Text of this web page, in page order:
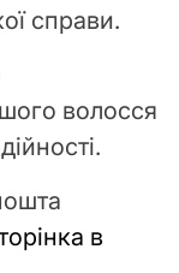
справи.
волосся
в